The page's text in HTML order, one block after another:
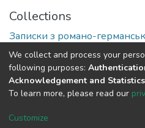
Collections
Записки з романо-
Full item page
DSpace software
Cookie
We collect and process your
following purposes:
Acknowledgement and Statistics
To learn more, please read our
Customize